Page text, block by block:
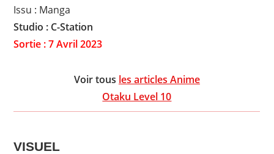
Issu : Manga
Studio : C-Station
Sortie : 7 Avril 2023
Voir tous les articles Anime
Otaku Level 10
VISUEL